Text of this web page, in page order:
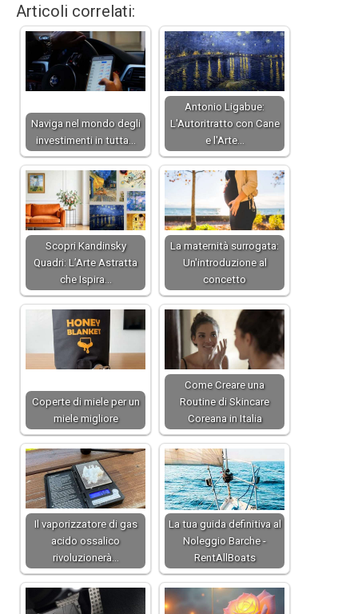
Articoli correlati:
Naviga nel mondo degli
investimenti in tutta…
Antonio Ligabue:
L'Autoritratto con Cane
e l'Arte…
Scopri Kandinsky
Quadri: L’Arte Astratta
che Ispira…
La maternità surrogata:
Un'introduzione al
concetto
Coperte di miele per un
miele migliore
Come Creare una
Routine di Skincare
Coreana in Italia
Il vaporizzatore di gas
acido ossalico
rivoluzionerà…
La tua guida definitiva al
Noleggio Barche -
RentAllBoats